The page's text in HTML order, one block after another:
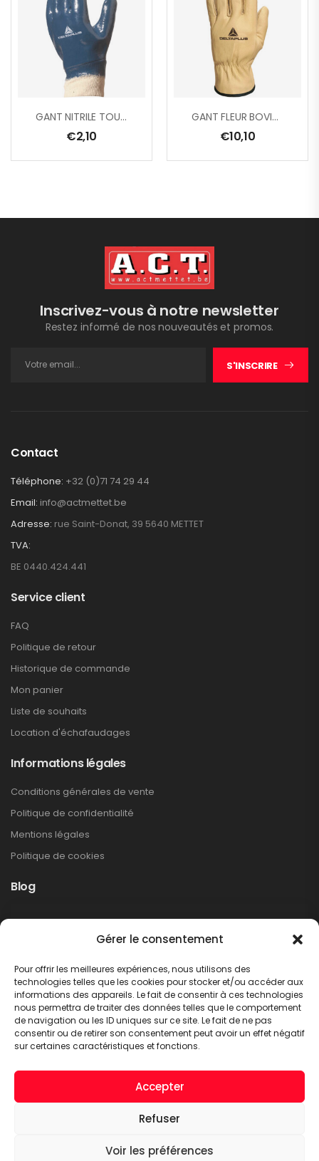
Gérer le consentement
Pour offrir les meilleures expériences, nous utilisons des
technologies telles que les cookies pour stocker et/ou accéder aux
informations des appareils. Le fait de consentir à ces technologies
nous permettra de traiter des données telles que le comportement
de navigation ou les ID uniques sur ce site. Le fait de ne pas
consentir ou de retirer son consentement peut avoir un effet négatif
sur certaines caractéristiques et fonctions.
Accepter
Refuser
Voir les préférences
GANT NITRILE TOUT ENDUIT POIGNET TRICOT
€2,10
GANT FLEUR BOVIN HYDROFUGE PAUME FLEUR RETOURNÉE
€10,10
Inscrivez-vous à notre newsletter
Restez informé de nos nouveautés et promos.
S'INSCRIRE
Contact
Téléphone: +32 (0)71 74 29 44
Email: info@actmettet.be
Adresse: rue Saint-Donat, 39 5640 METTET
TVA:
BE 0440.424.441
Service client
FAQ
Politique de retour
Historique de commande
Mon panier
Liste de souhaits
Location d'échafaudages
Informations légales
Conditions générales de vente
Politique de confidentialité
Mentions légales
Politique de cookies
Blog
Non classé
LIRE PLUS